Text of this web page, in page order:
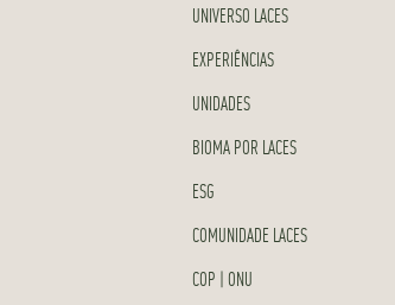
UNIVERSO LACES
EXPERIÊNCIAS
UNIDADES
BIOMA POR LACES
ESG
COMUNIDADE LACES
COP | ONU